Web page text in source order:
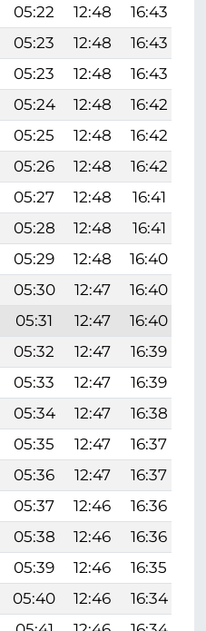
05:22 12:48 16:43
05:23 12:48 16:43
05:23 12:48 16:43
05:24 12:48 16:42
05:25 12:48 16:42
05:26 12:48 16:42
05:27 12:48 16:41
05:28 12:48 16:41
05:29 12:48 16:40
05:30 12:47 16:40
05:31 12:47 16:40
05:32 12:47 16:39
05:33 12:47 16:39
05:34 12:47 16:38
05:35 12:47 16:37
05:36 12:47 16:37
05:37 12:46 16:36
05:38 12:46 16:36
05:39 12:46 16:35
05:40 12:46 16:34